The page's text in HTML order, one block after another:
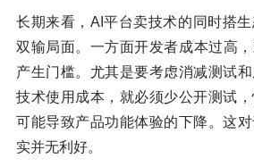
长期来看，AI平台卖技术的同时搭
双输局面。一方面开发者成本过高
产生门槛。尤其是要考虑消减测试
技术使用成本，就必须少公开测试
可能导致产品功能体验的下降。这
实并无利好。